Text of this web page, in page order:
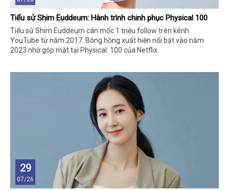
Tiểu sử Shim Euddeum: Hành trình chinh phục Physical 100
Tiểu sử Shim Euddeum cán mốc 1 triệu follow trên kênh
YouTube từ năm 2017. Bóng hồng xuất hiện nổi bật vào năm
2023 nhờ góp mặt tại Physical: 100 của Netflix.
29
07/26